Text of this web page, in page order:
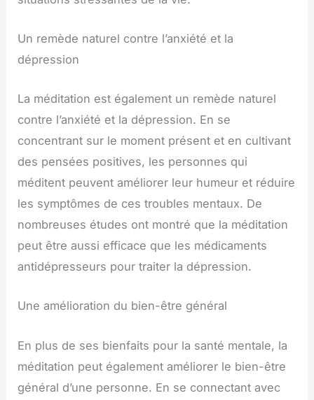
Un remède naturel contre l’anxiété et la
dépression
La méditation est également un remède naturel
contre l’anxiété et la dépression. En se
concentrant sur le moment présent et en cultivant
des pensées positives, les personnes qui
méditent peuvent améliorer leur humeur et réduire
les symptômes de ces troubles mentaux. De
nombreuses études ont montré que la méditation
peut être aussi efficace que les médicaments
antidépresseurs pour traiter la dépression.
Une amélioration du bien-être général
En plus de ses bienfaits pour la santé mentale, la
méditation peut également améliorer le bien-être
général d’une personne. En se connectant avec